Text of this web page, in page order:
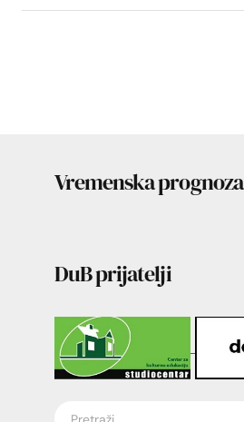
Vremenska prognoza
DuB prijatelji